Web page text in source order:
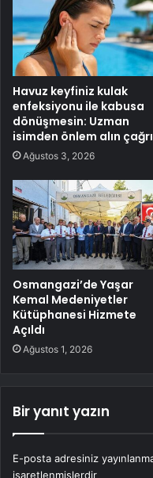
Havuz keyfiniz kulak
enfeksiyonu ile kabusa
dönüşmesin: Uzman
isimden önlem alın
Ağustos 3, 2026
Osmangazi’de Yaşar
Kemal Medeniyetler
Kütüphanesi Hizmete
Açıldı
Ağustos 1, 2026
Bir yanıt yazın
E-posta adresiniz
işaretlenmişlerdir